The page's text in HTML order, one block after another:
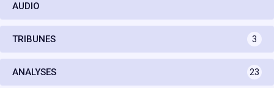
AUDIO
TRIBUNES 3
ANALYSES 23